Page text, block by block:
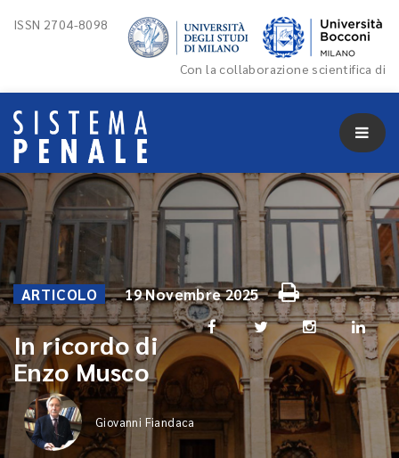
ISSN 2704-8098
Con la collaborazione scientifica di
ARTICOLO 19 Novembre 2025
In ricordo di
Enzo Musco
Giovanni Fiandaca